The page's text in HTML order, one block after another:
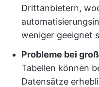
Drittanbietern,
weniger geeignet
Probleme bei
Tabellen können
Datensätze